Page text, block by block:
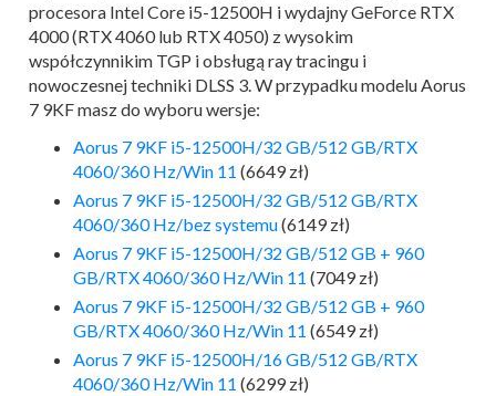
procesora Intel Core i5-12500H i wydajny GeForce RTX
4000 (RTX 4060 lub RTX 4050) z wysokim
współczynnikim TGP i obsługą ray tracingu i
nowoczesnej techniki DLSS 3. W przypadku modelu Aorus
7 9KF masz do wyboru wersje:
Aorus 7 9KF i5-12500H/32 GB/512 GB/RTX
4060/360 Hz/Win 11 (6649 zł)
Aorus 7 9KF i5-12500H/32 GB/512 GB/RTX
4060/360 Hz/bez systemu(6149 zł)
Aorus 7 9KF i5-12500H/32 GB/512 GB + 960
GB/RTX 4060/360 Hz/Win 11 (7049 zł)
Aorus 7 9KF i5-12500H/32 GB/512 GB + 960
GB/RTX 4060/360 Hz/Win 11 (6549 zł)
Aorus 7 9KF i5-12500H/16 GB/512 GB/RTX
4060/360 Hz/Win 11 (6299 zł)